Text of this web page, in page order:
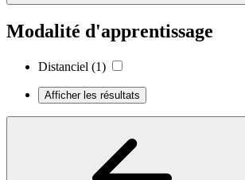
Modalité d'apprentissage
Distanciel (1)
Afficher les résultats